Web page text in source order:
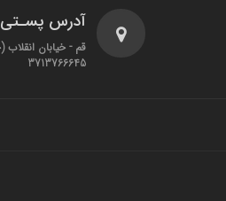
آدرس پسـتی
3713766645